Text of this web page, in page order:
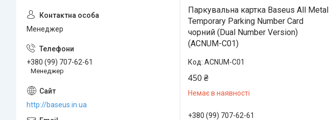
Паркувальна картка Baseus All Metal
Temporary Parking Number Card
чорний (Dual Number Version)
(ACNUM-C01)
ACNUM-C01
450 ₴
Немає в наявності
+380 (99) 707-62-61
Менеджер
+380 (99) 707-62-61
Менеджер
http://baseus.in.ua